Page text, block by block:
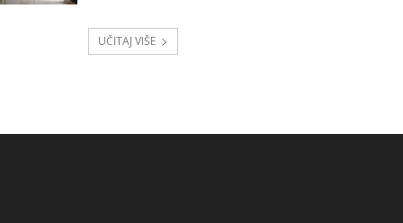
UČITAJ VIŠE